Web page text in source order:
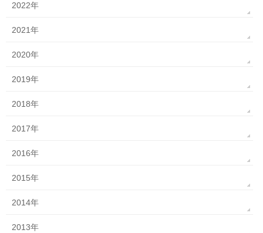
2022年
2021年
2020年
2019年
2018年
2017年
2016年
2015年
2014年
2013年